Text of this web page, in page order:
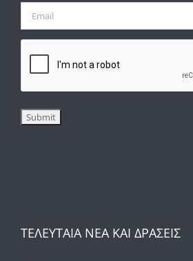
ΤΕΛΕΥΤΑΙΑ ΝΕΑ ΚΑΙ ΔΡΑΣΕΙΣ